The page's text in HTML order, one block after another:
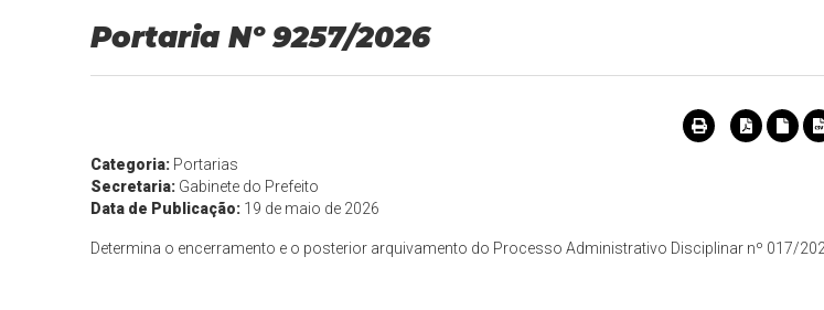
Portaria Nº 9257/2026
Categoria: Portarias
Secretaria: Gabinete do Prefeito
Data de Publicação: 19 de maio de 2026
Determina o encerramento e o posterior arquivamento do Processo Administrativo Disciplinar nº 017/